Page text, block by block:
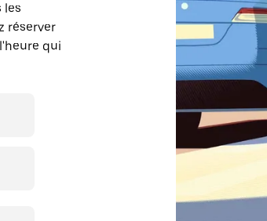
les
réserver
qui